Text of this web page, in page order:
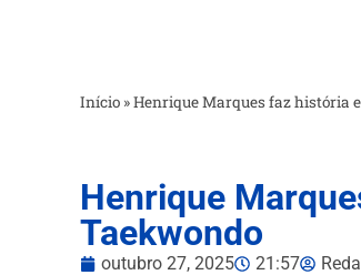
Início »Henrique Marques faz história
Henrique
Taekwondo
outubro 27, 2025 21:57